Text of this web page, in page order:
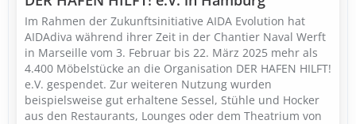
Im Rahmen der Zukunftsinitiative AIDA Evolution hat
AIDAdiva während ihrer Zeit in der Chantier Naval Werft
in Marseille vom 3. Februar bis 22. März 2025 mehr als
4.400 Möbelstücke an die Organisation DER HAFEN HILFT!
e.V. gespendet. Zur weiteren Nutzung wurden
beispielsweise gut erhaltene Sessel, Stühle und Hocker
aus den Restaurants, Lounges oder dem Theatrium von